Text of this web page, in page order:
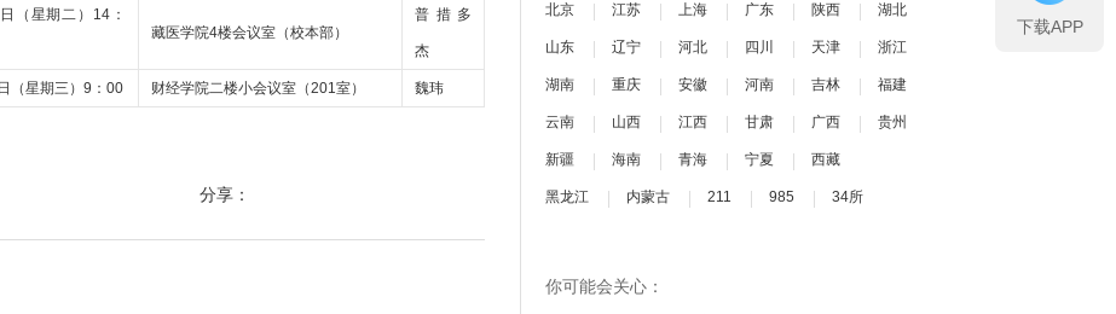
（星期二）14：
藏医学院4楼会议室（校本部）
普措多
杰
（星期三）9：00 财经学院二楼小会议室（201室） 魏玮
分享：
北京 江苏 上海 广东 陕西 湖北
山东 辽宁 河北 四川 天津 浙江
湖南 重庆 安徽 河南 吉林 福建
云南 山西 江西 甘肃 广西 贵州
新疆 海南 青海 宁夏 西藏
黑龙江 内蒙古 211 985 34所
你可能会关心：
下载APP